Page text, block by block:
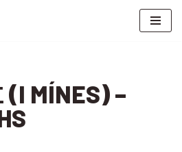
MÍNES) –